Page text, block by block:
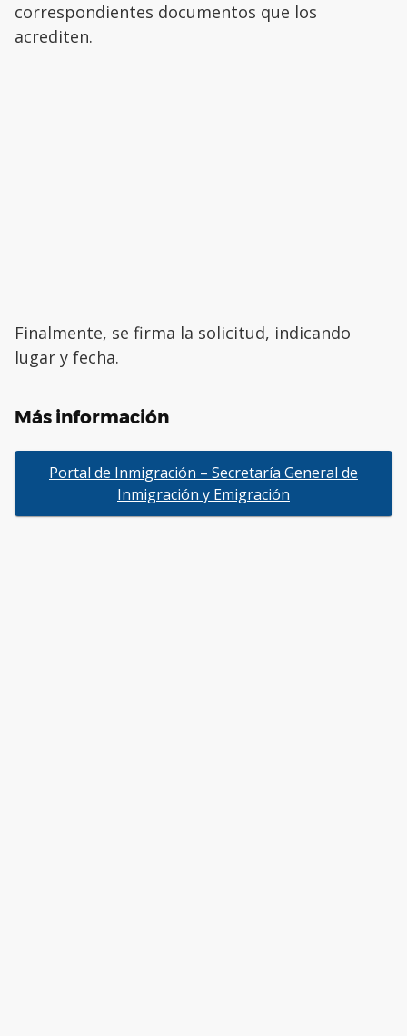
correspondientes documentos que los
acrediten.
Finalmente, se firma la solicitud, indicando
lugar y fecha.
Más información
Portal de Inmigración – Secretaría General de
Inmigración y Emigración